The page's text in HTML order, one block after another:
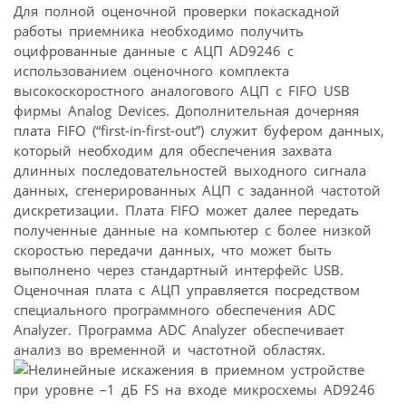
Для полной оценочной проверки покаскадной
работы приемника необходимо получить
оцифрованные данные с АЦП AD9246 с
использованием оценочного комплекта
высокоскоростного аналогового АЦП с FIFO USB
фирмы Analog Devices. Дополнительная дочерняя
плата FIFO (“first-in-first-out”) служит буфером данных,
который необходим для обеспечения захвата
длинных последовательностей выходного сигнала
данных, сгенерированных АЦП с заданной частотой
дискретизации. Плата FIFO может далее передать
полученные данные на компьютер с более низкой
скоростью передачи данных, что может быть
выполнено через стандартный интерфейс USB.
Оценочная плата с АЦП управляется посредством
специального программного обеспечения ADC
Analyzer. Программа ADC Analyzer обеспечивает
анализ во временной и частотной областях.